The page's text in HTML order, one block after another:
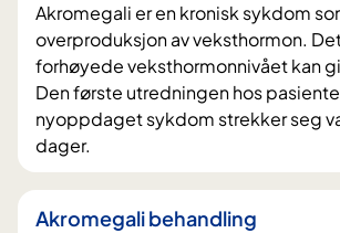
Akromegali er en kronisk sykdom
overproduksjon av veksthormon.
forhøyede veksthormonnivået kan
Den første utredningen hos
nyoppdaget sykdom strekker seg
dager.
Akromegali behandling